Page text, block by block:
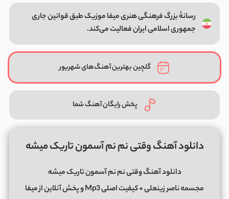
رسانهٔ بزرگ فرهنگی هنری میفا موزیک طبق قوانین جاری
جمهوری اسلامی ایران فعالیت می‌کند.
گلچین بهترین آهنگ‌های شهریور
پخش رایگان آهنگ شما
دانلود آهنگ وقتی نم نم آسمون تاریک میشه
دانلود آهنگ وقتی نم نم آسمون تاریک میشه
مجسمه ناصر زینعلی + کیفیت اصلی Mp3 و پخش آنلاین از میفا